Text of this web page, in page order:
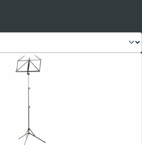
K&M 10052 Notenpult schwarz